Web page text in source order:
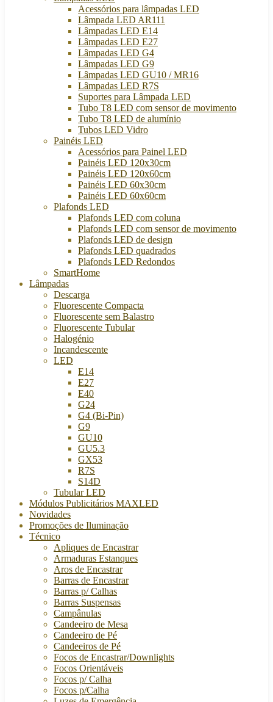
Acessórios para lâmpadas LED
Lâmpada LED AR111
Lâmpadas LED E14
Lâmpadas LED E27
Lâmpadas LED G4
Lâmpadas LED G9
Lâmpadas LED GU10 / MR16
Lâmpadas LED R7S
Suportes para Lâmpada LED
Tubo T8 LED com sensor de movimento
Tubo T8 LED de alumínio
Tubos LED Vidro
Painéis LED
Acessórios para Painel LED
Painéis LED 120x30cm
Painéis LED 120x60cm
Painéis LED 60x30cm
Painéis LED 60x60cm
Plafonds LED
Plafonds LED com coluna
Plafonds LED com sensor de movimento
Plafonds LED de design
Plafonds LED quadrados
Plafonds LED Redondos
SmartHome
Lâmpadas
Descarga
Fluorescente Compacta
Fluorescente sem Balastro
Fluorescente Tubular
Halogénio
Incandescente
LED
E14
E27
E40
G24
G4 (Bi-Pin)
G9
GU10
GU5.3
GX53
R7S
S14D
Tubular LED
Módulos Publicitários MAXLED
Novidades
Promoções de Iluminação
Técnico
Apliques de Encastrar
Armaduras Estanques
Aros de Encastrar
Barras de Encastrar
Barras p/ Calhas
Barras Suspensas
Campânulas
Candeeiro de Mesa
Candeeiro de Pé
Candeeiros de Pé
Focos de Encastrar/Downlights
Focos Orientáveis
Focos p/ Calha
Focos p/Calha